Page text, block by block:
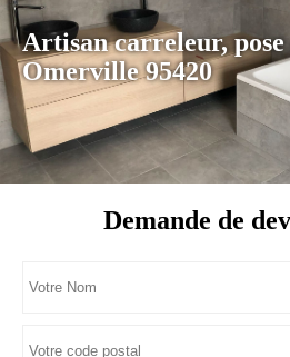
Artisan carreleur,
Omerville 95420
Demande de